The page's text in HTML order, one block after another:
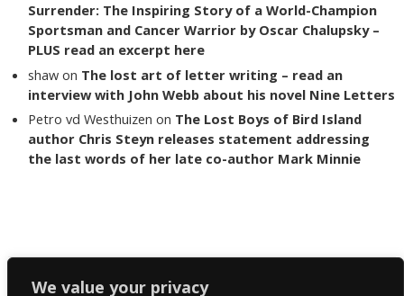
We value your privacy
Surrender: The Inspiring Story of a World-Champion
Sportsman and Cancer Warrior by Oscar Chalupsky –
PLUS read an excerpt here
shaw on The lost art of letter writing – read an
interview with John Webb about his novel Nine Letters
Petro vd Westhuizen on The Lost Boys of Bird Island
author Chris Steyn releases statement addressing
the last words of her late co-author Mark Minnie
Copyright The Reading List 2024